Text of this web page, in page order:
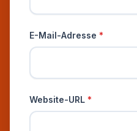
E-Mail-Adresse *
Website-URL *